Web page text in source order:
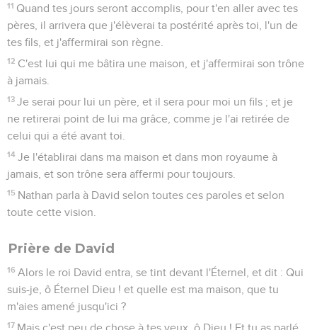
11 Quand tes jours seront accomplis, pour t'en aller avec tes
pères, il arrivera que j'élèverai ta postérité après toi, l'un de
tes fils, et j'affermirai son règne.
12 C'est lui qui me bâtira une maison, et j'affermirai son trône
à jamais.
13 Je serai pour lui un père, et il sera pour moi un fils ; et je
ne retirerai point de lui ma grâce, comme je l'ai retirée de
celui qui a été avant toi.
14 Je l'établirai dans ma maison et dans mon royaume à
jamais, et son trône sera affermi pour toujours.
15 Nathan parla à David selon toutes ces paroles et selon
toute cette vision.
Prière de David
16 Alors le roi David entra, se tint devant l'Éternel, et dit : Qui
suis-je, ô Éternel Dieu ! et quelle est ma maison, que tu
m'aies amené jusqu'ici ?
17 Mais c'est peu de chose à tes yeux, ô Dieu ! Et tu as parlé